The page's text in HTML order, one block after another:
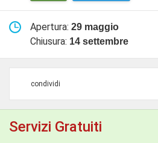
Apertura: 29 maggio
Chiusura: 14 settembre
condividi
Servizi Gratuiti